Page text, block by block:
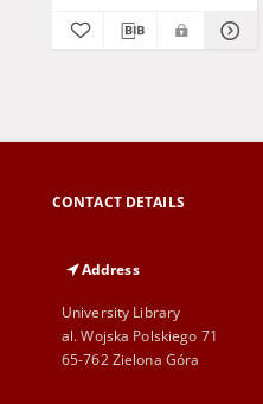
CONTACT DETAILS
Address
University Library
al. Wojska Polskiego 71
65-762 Zielona Góra